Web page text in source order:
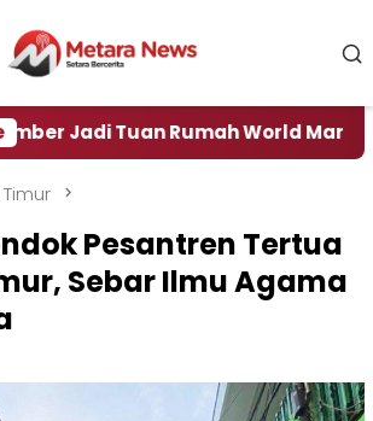
Rumah World Marching Sport
Pesantren Tertua
Sebar Ilmu Agama